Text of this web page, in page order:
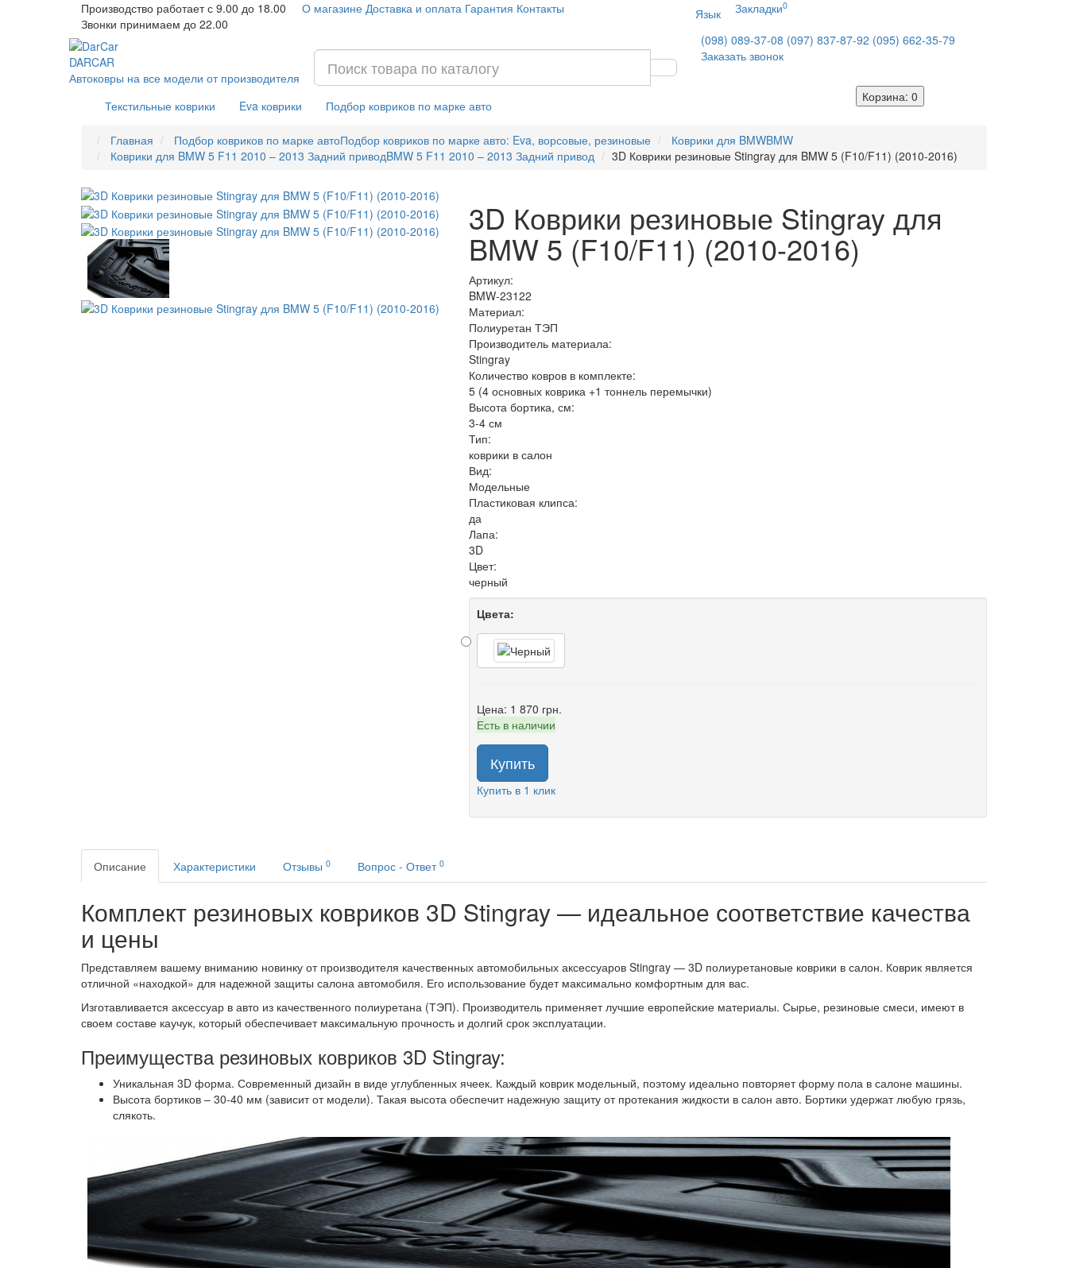
Производство работает с 9.00 до 18.00
Звонки принимаем до 22.00
О магазине Доставка и оплата Гарантия Контакты Язык Закладки0
DARCAR
Автоковры на все модели от производителя
(098) 089-37-08 (097) 837-87-92 (095) 662-35-79
Заказать звонок
Текстильные коврики Eva коврики Подбор ковриков по марке авто
Корзина: 0
Главная Подбор ковриков по марке автоПодбор ковриков по марке авто: Eva, ворсовые, резиновые Коврики для BMWBMW
Коврики для BMW 5 F11 2010 – 2013 Задний приводBMW 5 F11 2010 – 2013 Задний привод 3D Коврики резиновые Stingray для BMW 5 (F10/F11) (2010-2016)
3D Коврики резиновые Stingray для
BMW 5 (F10/F11) (2010-2016)
Артикул:
BMW-23122
Материал:
Полиуретан ТЭП
Производитель материала:
Stingray
Количество ковров в комплекте:
5 (4 основных коврика +1 тоннель перемычки)
Высота бортика, см:
3-4 см
Тип:
коврики в салон
Вид:
Модельные
Пластиковая клипса:
да
Лапа:
3D
Цвет:
черный
Цвета:
Цена: 1 870 грн.
Есть в наличии
Купить
Купить в 1 клик
Описание Характеристики Отзывы 0 Вопрос - Ответ 0
Комплект резиновых ковриков 3D Stingray — идеальное соответствие качества
и цены
Представляем вашему вниманию новинку от производителя качественных автомобильных аксессуаров Stingray — 3D полиуретановые коврики в салон. Коврик является
отличной «находкой» для надежной защиты салона автомобиля. Его использование будет максимально комфортным для вас.
Изготавливается аксессуар в авто из качественного полиуретана (ТЭП). Производитель применяет лучшие европейские материалы. Сырье, резиновые смеси, имеют в
своем составе каучук, который обеспечивает максимальную прочность и долгий срок эксплуатации.
Преимущества резиновых ковриков 3D Stingray:
Уникальная 3D форма. Современный дизайн в виде углубленных ячеек. Каждый коврик модельный, поэтому идеально повторяет форму пола в салоне машины.
Высота бортиков – 30-40 мм (зависит от модели). Такая высота обеспечит надежную защиту от протекания жидкости в салон авто. Бортики удержат любую грязь,
слякоть.